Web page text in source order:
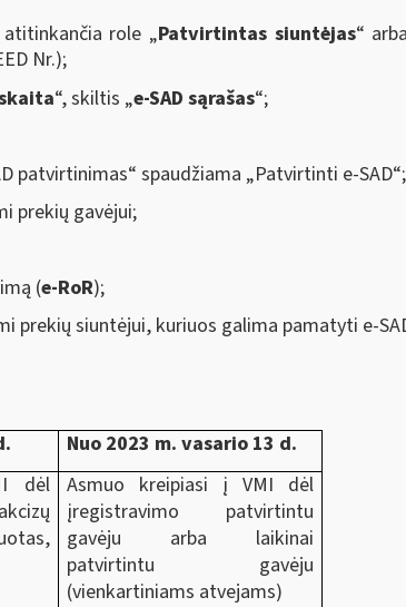
role „Patvirtintas siuntėjas“
Nr.);
“, skiltis „e-SAD sąrašas“;
patvirtinimas“ spaudžiama „Patvirtinti e-SAD“;
prekių gavėjui;
(e-RoR);
prekių siuntėjui, kuriuos galima pamatyti e-
Nuo 2023 m. vasario 13 d.
dėl
Asmuo kreipiasi į VMI dėl
įregistravimo patvirtintu
gavėju arba laikinai
patvirtintu gavėju
(vienkartiniams atvejams)